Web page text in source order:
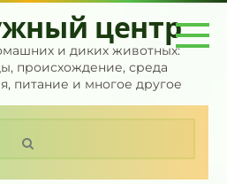
центр
и диких животных:
происхождение, среда
питание и многое другое